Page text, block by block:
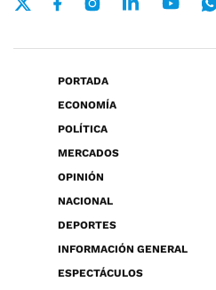
PORTADA
ECONOMÍA
POLÍTICA
MERCADOS
OPINIÓN
NACIONAL
DEPORTES
INFORMACIÓN GENERAL
ESPECTÁCULOS